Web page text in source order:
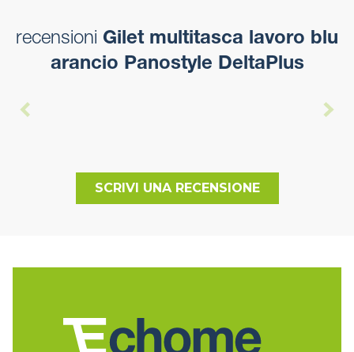
recensioni Gilet multitasca lavoro blu
arancio Panostyle DeltaPlus
SCRIVI UNA RECENSIONE